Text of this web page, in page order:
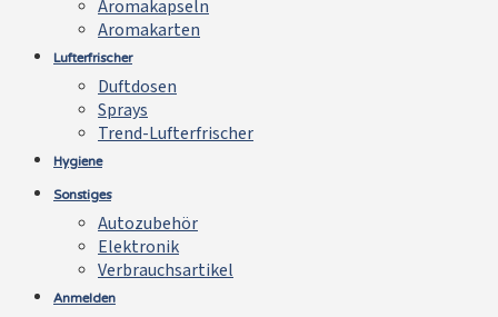
Aromakapseln
Aromakarten
Lufterfrischer
Duftdosen
Sprays
Trend-Lufterfrischer
Hygiene
Sonstiges
Autozubehör
Elektronik
Verbrauchsartikel
Anmelden